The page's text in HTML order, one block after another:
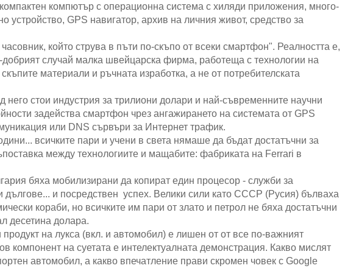
компютър с операционна система с хиляди приложения, много-
GPS навигатор, архив на личния живот, средство за
който струва в пъти по-скъпо от всеки смартфон". Реалността е,
случай малка швейцарска фирма, работеща с технологии на
материали и ръчната изработка, а не от потребителската
стои индустрия за трилиони долари и най-съвременните научни
задейства смартфон чрез ангажирането на системата от GPS
или DNS сървъри за Интернет трафик.
всичките пари и учени в света нямаше да бъдат достатъчни за
между технологиите и мащабите: фабриката на Ferrari в
бяха мобилизирани да копират един процесор - служби за
дългове... и посредствен успех. Велики сили като СССР (Русия) бълваха
кораби, но всичките им пари от злато и петрол не бяха достатъчни
десетина долара.
на лукса (вкл. и автомобил) е лишен от от все по-важният
компонент на суетата е интелектуалната демонстрация. Какво мислят
автомобил, а какво впечатление прави скромен човек с Google